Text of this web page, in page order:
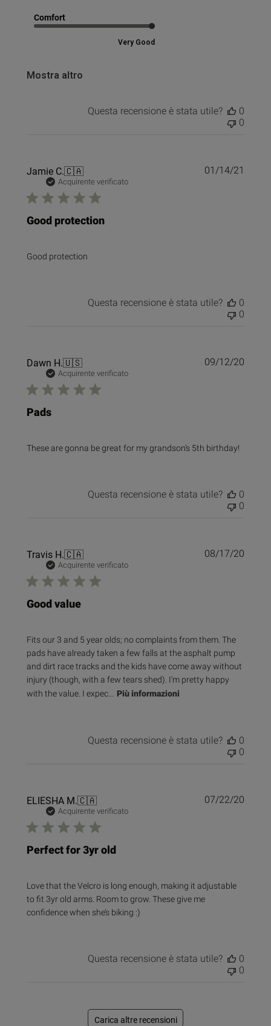
Comfort
Very Good
Mostra altro
Questa recensione è stata utile?
0
0
Jamie C.🇨🇦
Acquirente verificato
Good protection
Good protection
01/14/21
Questa recensione è stata utile?
0
0
Dawn H.🇺🇸
Acquirente verificato
Pads
These are gonna be great for my grandson’s 5th birthday!
09/12/20
Questa recensione è stata utile?
0
0
Travis H.🇨🇦
Acquirente verificato
Good value
Fits our 3 and 5 year olds; no complaints from them. The
pads have already taken a few falls at the asphalt pump
and dirt race tracks and the kids have come away without
injury (though, with a few tears shed). I'm pretty happy
with the value. I expec...
Più informazioni
08/17/20
Questa recensione è stata utile?
0
0
ELIESHA M.🇨🇦
Acquirente verificato
Perfect for 3yr old
Love that the Velcro is long enough, making it adjustable
to fit 3yr old arms. Room to grow. These give me
confidence when she’s biking :)
07/22/20
Questa recensione è stata utile?
0
0
Carica altre recensioni